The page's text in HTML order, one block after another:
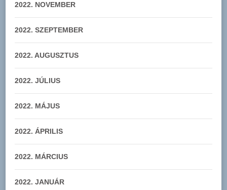
2022. NOVEMBER
2022. SZEPTEMBER
2022. AUGUSZTUS
2022. JÚLIUS
2022. MÁJUS
2022. ÁPRILIS
2022. MÁRCIUS
2022. JANUÁR